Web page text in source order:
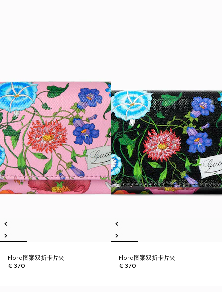
Flora图案双折卡片夹
€ 370
Flora图案双折卡片夹
€ 370